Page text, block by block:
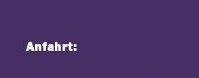
Anfahrt: